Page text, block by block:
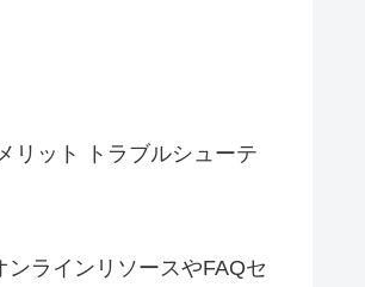
リット トラブルシューテ
ラインリソースやFAQセ